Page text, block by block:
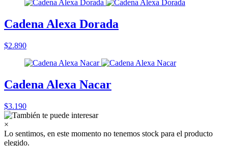
Cadena Alexa Dorada
$2.890
Cadena Alexa Nacar
$3.190
×
Lo sentimos, en este momento no tenemos stock para el producto
elegido.